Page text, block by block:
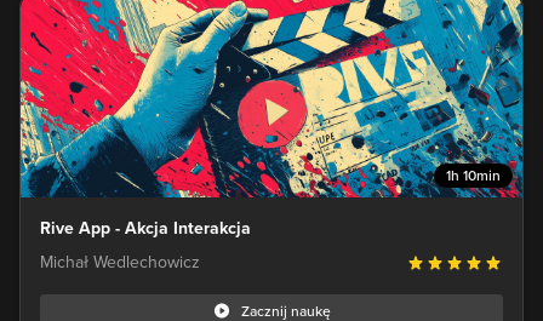
1h 10min
Rive App - Akcja Interakcja
Michał Wedlechowicz
Zacznij naukę